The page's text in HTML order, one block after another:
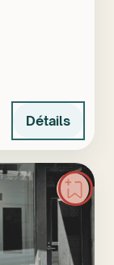
Détails